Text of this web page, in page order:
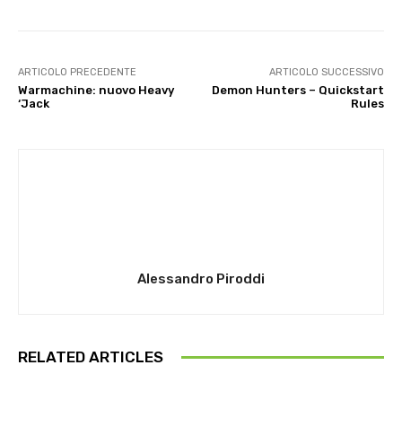
ARTICOLO PRECEDENTE
Warmachine: nuovo Heavy
‘Jack
ARTICOLO SUCCESSIVO
Demon Hunters – Quickstart
Rules
Alessandro Piroddi
RELATED ARTICLES